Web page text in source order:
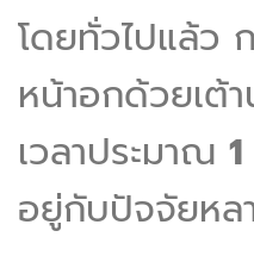
โดยทั่วไปแล้ว
หน้าอกด้วยเต้
เวลาประมาณ
อยู่กับปัจจัยหล